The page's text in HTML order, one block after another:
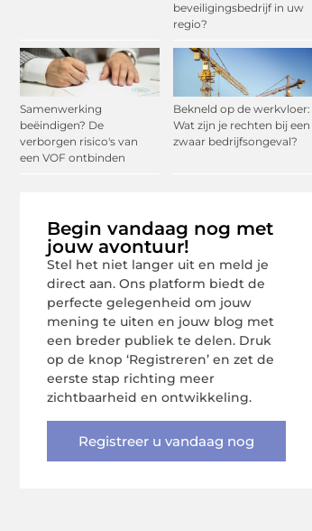
beveiligingsbedrijf in uw
regio?
Samenwerking
beëindigen? De
verborgen risico's van
een VOF ontbinden
Bekneld op de werkvloer:
Wat zijn je rechten bij een
zwaar bedrijfsongeval?
Begin vandaag nog met
jouw avontuur!
Stel het niet langer uit en meld je
direct aan. Ons platform biedt de
perfecte gelegenheid om jouw
mening te uiten en jouw blog met
een breder publiek te delen. Druk
op de knop ‘Registreren’ en zet de
eerste stap richting meer
zichtbaarheid en ontwikkeling.
Registreer u vandaag nog